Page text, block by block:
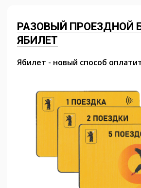
РАЗОВЫЙ ПРОЕЗДНОЙ
ЯБИЛЕТ
Ябилет - новый способ